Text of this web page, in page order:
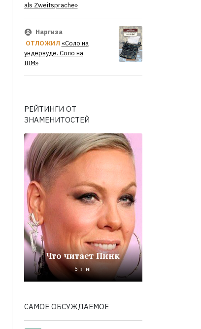
als Zweitsprache»
Наргиза
ОТЛОЖИЛ «Соло на
ундервуде. Соло на
IBM»
РЕЙТИНГИ ОТ
ЗНАМЕНИТОСТЕЙ
Что читает Пинк
5 книг
САМОЕ ОБСУЖДАЕМОЕ